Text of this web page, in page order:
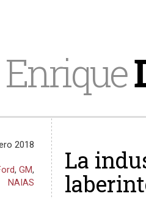
Enrique
La
2018
,GM,
NAIAS